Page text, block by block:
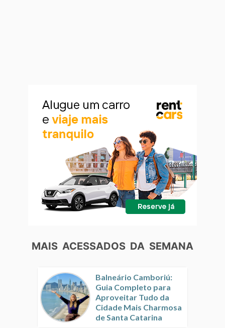
MAIS ACESSADOS DA SEMANA
Balneário Camboriú:
Guia Completo para
Aproveitar Tudo da
Cidade Mais Charmosa
de Santa Catarina